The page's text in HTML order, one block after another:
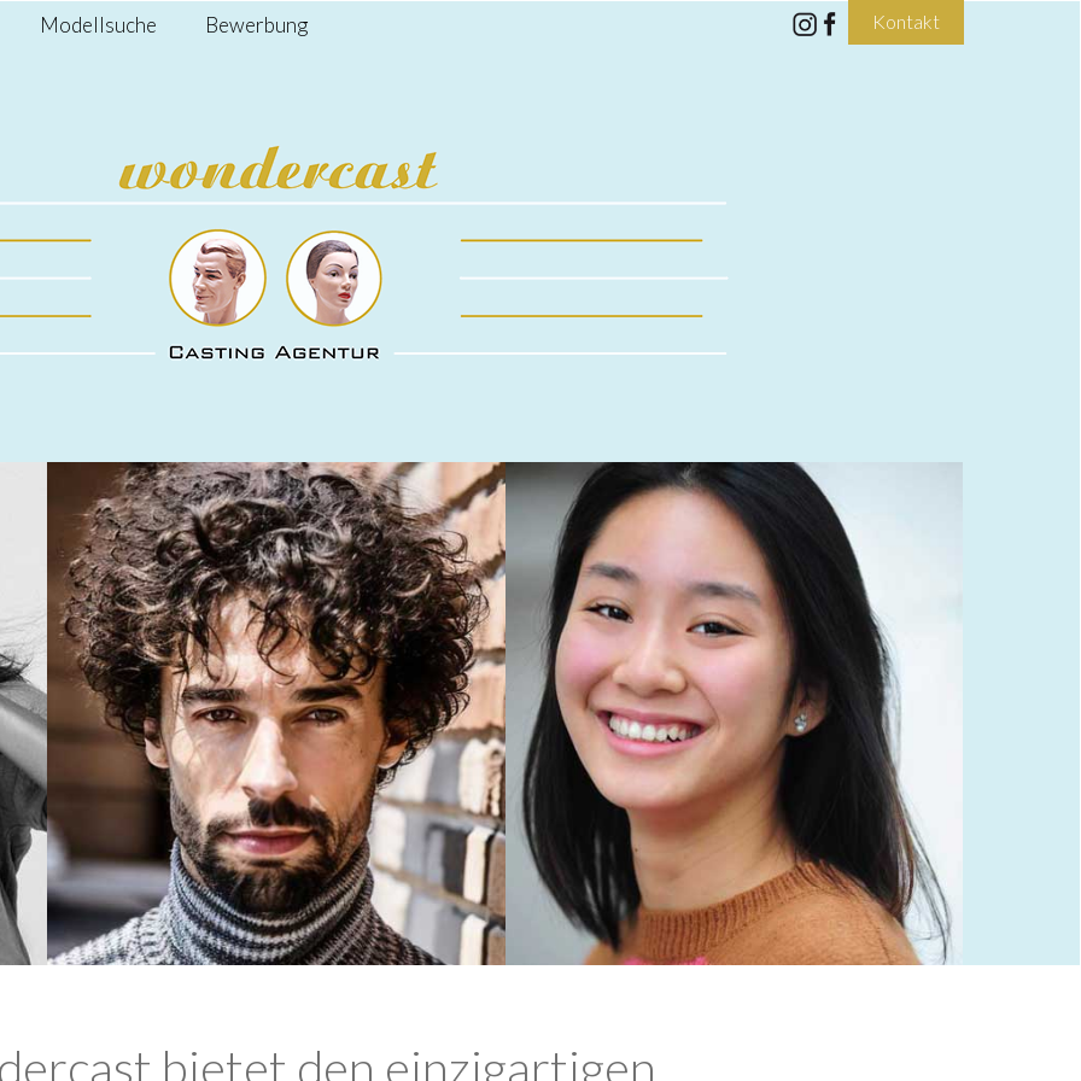
Modellsuche Bewerbung Kontakt
bietet den einzigartigen